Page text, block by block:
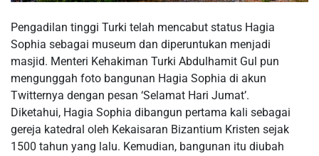
Pengadilan tinggi Turki telah mencabut status Hagia
Sophia sebagai museum dan diperuntukan menjadi
masjid. Menteri Kehakiman Turki Abdulhamit Gul pun
mengunggah foto bangunan Hagia Sophia di akun
Twitternya dengan pesan ‘Selamat Hari Jumat’.
Diketahui, Hagia Sophia dibangun pertama kali sebagai
gereja katedral oleh Kekaisaran Bizantium Kristen sejak
1500 tahun yang lalu. Kemudian, bangunan itu diubah